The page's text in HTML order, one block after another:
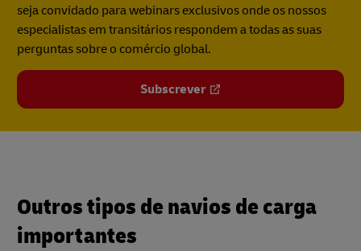
seja convidado para webinars exclusivos onde os nossos
especialistas em transitários respondem a todas as suas
perguntas sobre o comércio global.
Subscrever
Outros tipos de navios de carga
importantes